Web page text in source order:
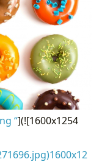
“](![1600x1254